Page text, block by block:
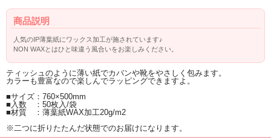
商品説明
人気のIP薄葉紙にワックス加工が施されています♪
NON WAXとはひと味違う風合いをお楽しみください。
ティッシュのように薄い紙でカバンや靴をやさしく包みます。
カラーも豊富なので楽しんでラッピングできますよ。
■サイズ：760×500mm
■入数 ：50枚入/袋
■材質 ：薄葉紙WAX加工20g/m2
※二つに折りたたんだ状態でのお届けになります。